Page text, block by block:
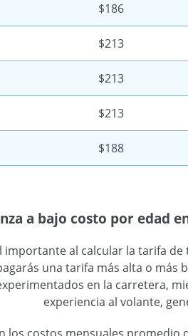
$186
$213
$213
$213
$188
a bajo costo por edad
importante al calcular la tarifa
una tarifa más alta o más
en la carretera,
experiencia al volante,